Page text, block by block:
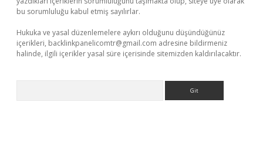
bu sorumluluğu kabul etmiş sayılırlar.
Hukuka ve yasal düzenlemelere aykırı olduğunu düşündüğünüz
içerikleri, backlinkpanelicomtr@gmail.com adresine bildirmeniz
halinde, ilgili içerikler yasal süre içerisinde sitemizden kaldırılacaktır.